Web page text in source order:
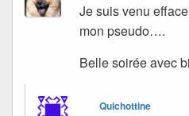
Je suis venu
mon pseudo….
Belle soirée avec
Quichottine